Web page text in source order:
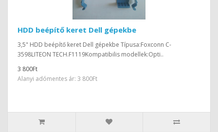
HDD beépítő keret Dell gépekbe
3,5" HDD beépítő keret Dell gépekbe Típusa:Foxconn C-
3598LITEON TECH.F1119Kompatibilis modellek:Opti..
3 800Ft
Alanyi adómentes ár: 3 800Ft